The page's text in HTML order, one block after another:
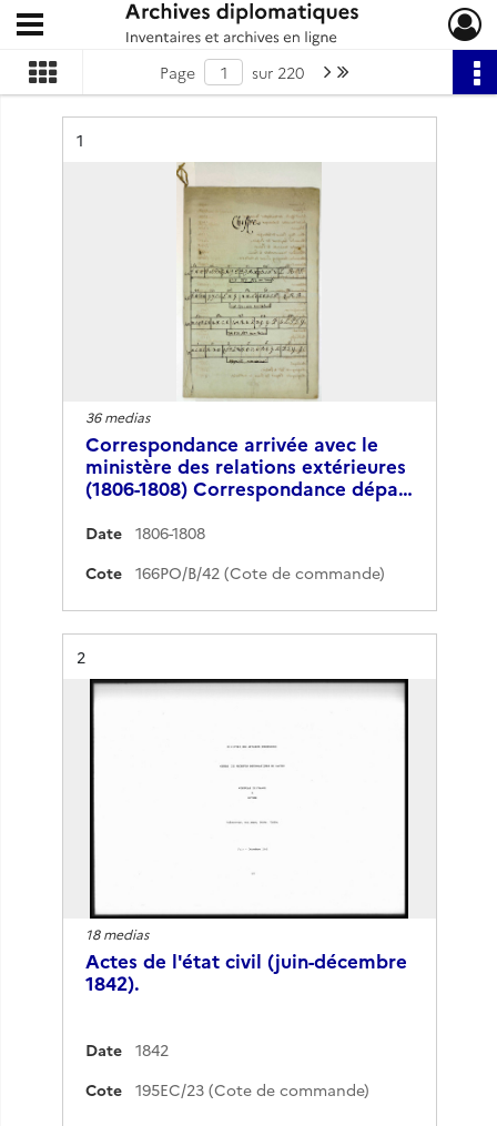
Archives diplomatiques
Ouvrir le menu déroulant
Page sur 220 Page suivante : 1/220
Résultat n°
1
36 medias
Correspondance arrivée avec le
ministère des relations extérieures
(1806-1808) Correspondance dépa…
Date
1806-1808
Cote
166PO/B/42 (Cote de commande)
Résultat n°
2
18 medias
Actes de l'état civil (juin-décembre
1842).
Date
1842
Cote
195EC/23 (Cote de commande)